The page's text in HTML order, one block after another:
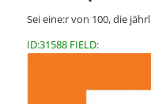
Sei eine:r von 100, die
ID:31588 FIELD: